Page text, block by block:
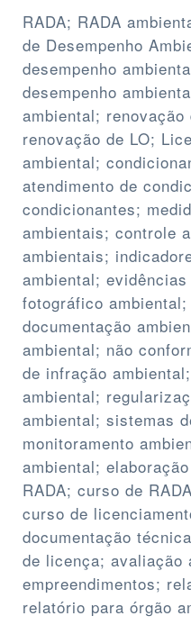
RADA; RADA
de Desempenho
desempenho
desempenho
ambiental;
renovação de LO;
ambiental;
atendimento de
condicionantes;
ambientais; controle
ambientais;
ambiental;
fotográfico
documentação
ambiental; não
de infração
ambiental;
ambiental; sistemas
monitoramento
ambiental;
RADA; curso de
curso de
documentação
de licença; avaliação
empreendimentos;
relatório para órgão